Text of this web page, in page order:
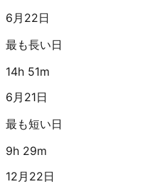
6月22日
最も長い日
14h 51m
6月21日
最も短い日
9h 29m
12月22日